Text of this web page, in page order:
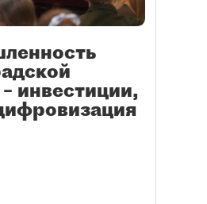
инвестиции,